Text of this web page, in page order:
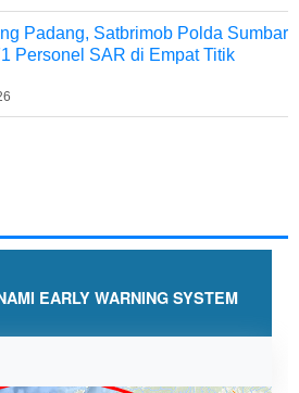
Padang, Satbrimob Polda Sumbar
Personel SAR di Empat Titik